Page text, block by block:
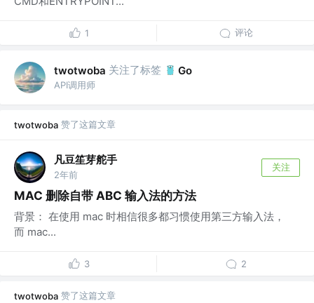
1 评论
twotwoba 关注了标签 Go
API调用师
twotwoba 赞了这篇文章
凡豆笙芽舵手
2年前
关注
MAC 删除自带 ABC 输入法的方法
背景： 在使用 ​​mac​​​ 时相信很多都习惯使用第三方输入法，
而 ​​mac​​​...
3 2
twotwoba 赞了这篇文章